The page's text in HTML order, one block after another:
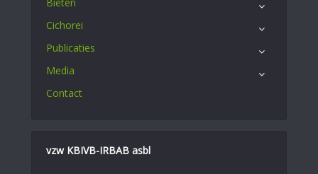
Cichorei
Publicaties
Media
Contact
vzw KBIVB-IRBAB asbl